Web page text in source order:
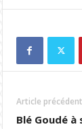
Article précédent
Blé Goudé à